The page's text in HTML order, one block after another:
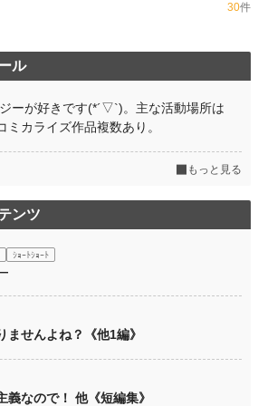
30件
ル
ーが好きです(*´▽`)。主な活動場所は
ミカライズ作品複数あり。
もっと見る
ンツ
ｼｮｰﾄｼｮｰﾄ
ませんよね？《他1編》
なので！ 他《短編集》